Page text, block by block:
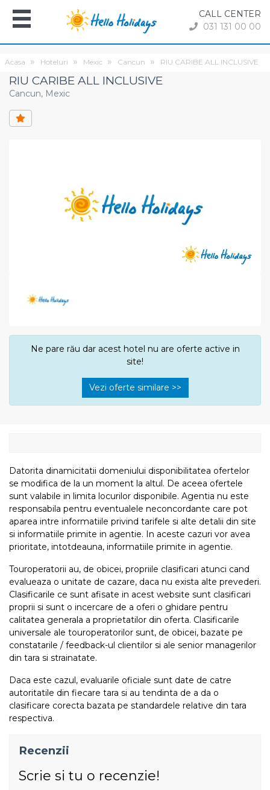
CALL CENTER
031 131 00 00
Acasa Hoteluri Mexic Cancun RIU CARIBE ALL INCLUSIVE
RIU CARIBE ALL INCLUSIVE
Cancun, Mexic
Ne pare rău dar acest hotel nu are oferte active in
site!
Vezi oferte similare >>
Datorita dinamicitatii domeniului disponibilitatea ofertelor
se modifica de la un moment la altul. De aceea ofertele
sunt valabile in limita locurilor disponibile. Agentia nu este
responsabila pentru eventualele neconcordante care pot
aparea intre informatiile privind tarifele si alte detalii din site
si informatiile primite in agentie. In aceste cazuri vor avea
prioritate, intotdeauna, informatiile primite in agentie.
Touroperatorii au, de obicei, propriile clasificari atunci cand
evalueaza o unitate de cazare, daca nu exista alte prevederi.
Clasificarile ce sunt afisate in acest website sunt clasificari
proprii si sunt o incercare de a oferi o ghidare pentru
calitatea generala a proprietatilor din oferta. Clasificarile
universale ale touroperatorilor sunt, de obicei, bazate pe
constatarile / feedback-ul clientilor si ale senior managerilor
din tara si strainatate.
Daca este cazul, evaluarile oficiale sunt date de catre
autoritatile din fiecare tara si au tendinta de a da o
clasificare corecta bazata pe standardele relative din tara
respectiva.
Recenzii
Scrie si tu o recenzie!